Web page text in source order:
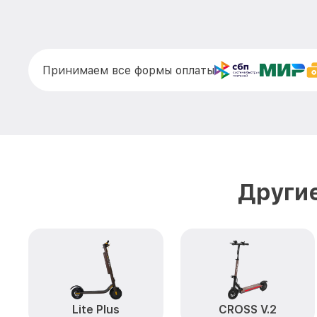
Принимаем все формы оплаты
Lite Plus CROSS V.2